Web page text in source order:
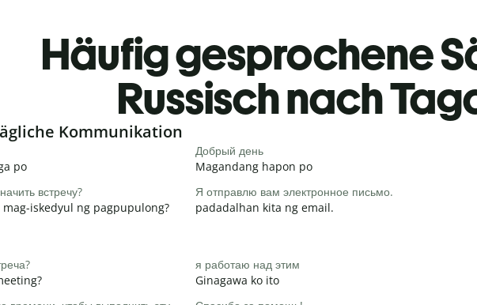
Häufig gesprochene
Russisch nach
Kommunikation
po
Добрый день
Magandang hapon po
встречу?
iskedyul ng pagpupulong?
Я отправлю вам электронное письмо.
padadalhan kita ng email.
я работаю над этим
Ginagawa ko ito